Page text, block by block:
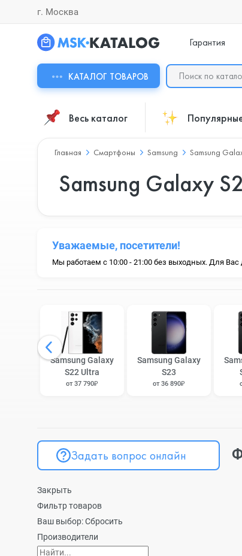
г. Москва
Гарантия
КАТАЛОГ ТОВАРОВ
Весь каталог
Главная Смартфоны Samsung Samsung
Samsung Galaxy
Уважаемые, посетители!
Мы работаем с 10:00 - 21:00 без выходных. Для
Samsung Galaxy
S22 Ultra
от 37 790₽
Samsung Galaxy
S23
от 36 890₽
Задать вопрос онлайн
Закрыть
Фильтр товаров
Ваш выбор:Сбросить
Производители